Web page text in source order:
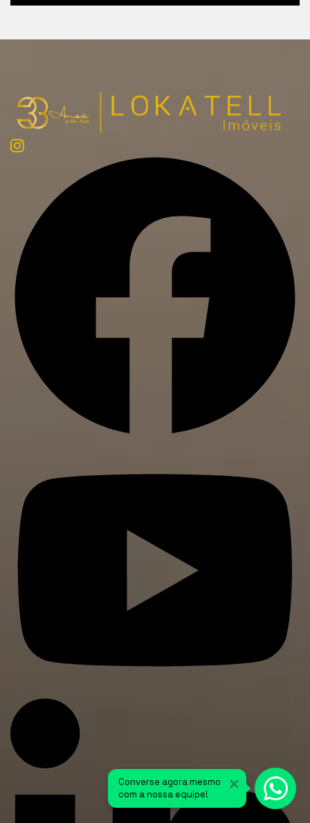
×
Converse agora mesmo
com a nossa equipe!